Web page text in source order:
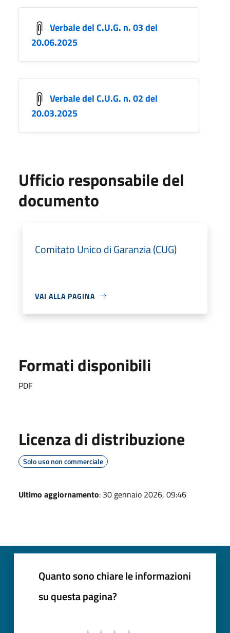
Verbale del C.U.G. n. 03 del
20.06.2025
Verbale del C.U.G. n. 02 del
20.03.2025
Ufficio responsabile del
documento
Comitato Unico di Garanzia (CUG)
VAI ALLA PAGINA
Formati disponibili
PDF
Licenza di distribuzione
Solo uso non commerciale
Ultimo aggiornamento: 30 gennaio 2026, 09:46
Quanto sono chiare le informazioni
su questa pagina?